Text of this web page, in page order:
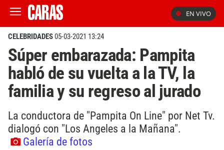
EN VIVO
CELEBRIDADES05-03-2021 13:24
Súper embarazada: Pampita
habló de su vuelta a la TV, la
familia y su regreso al jurado
La conductora de "Pampita On Line" por Net Tv.
dialogó con "Los Angeles a la Mañana".
Galería de fotos